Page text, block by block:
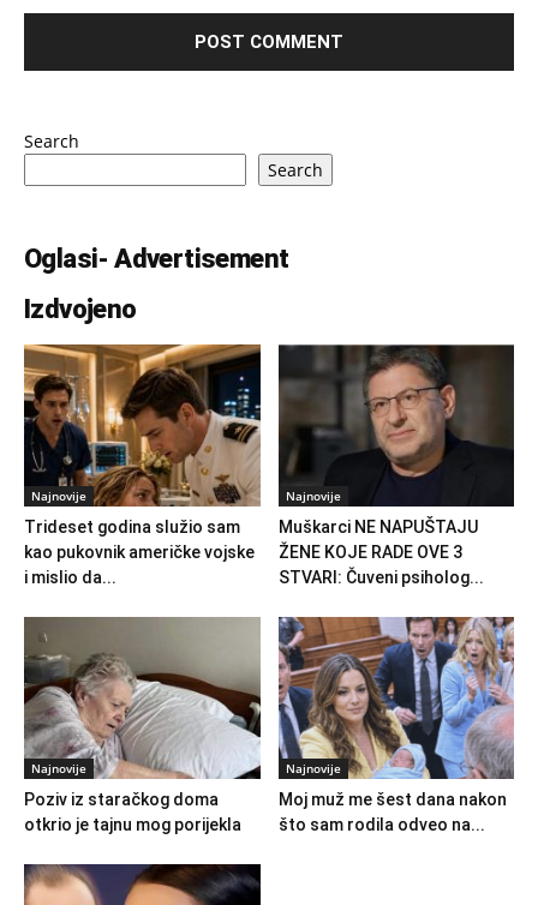
Search
Search
Oglasi- Advertisement
Izdvojeno
Najnovije
Trideset godina služio sam
kao pukovnik američke vojske
i mislio da...
Najnovije
Muškarci NE NAPUŠTAJU
ŽENE KOJE RADE OVE 3
STVARI: Čuveni psiholog...
Najnovije
Poziv iz staračkog doma
otkrio je tajnu mog porijekla
Najnovije
Moj muž me šest dana nakon
što sam rodila odveo na...